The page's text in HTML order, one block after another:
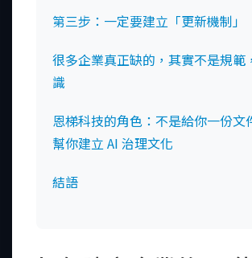
第三步：一定要建立「更新機制」
很多企業真正缺的，其實不是規範
識
恩梯科技的角色：不是給你一份文
幫你建立 AI 治理文化
結語